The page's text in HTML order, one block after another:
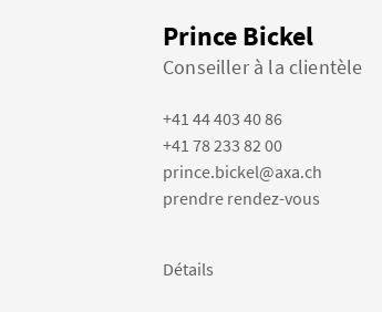
Prince Bickel
Conseiller à la clientèle
+41 44 403 40 86
+41 78 233 82 00
prince.bickel@axa.ch
prendre rendez-vous
Détails